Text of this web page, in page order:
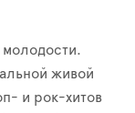
живой
и рок-хитов